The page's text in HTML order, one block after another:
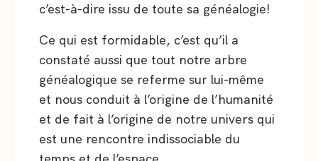
c’est-à-dire issu de toute sa généalogie!
Ce qui est formidable, c’est qu’il a
constaté aussi que tout notre arbre
généalogique se referme sur lui-même
et nous conduit à l’origine de l’humanité
et de fait à l’origine de notre univers qui
est une rencontre indissociable du